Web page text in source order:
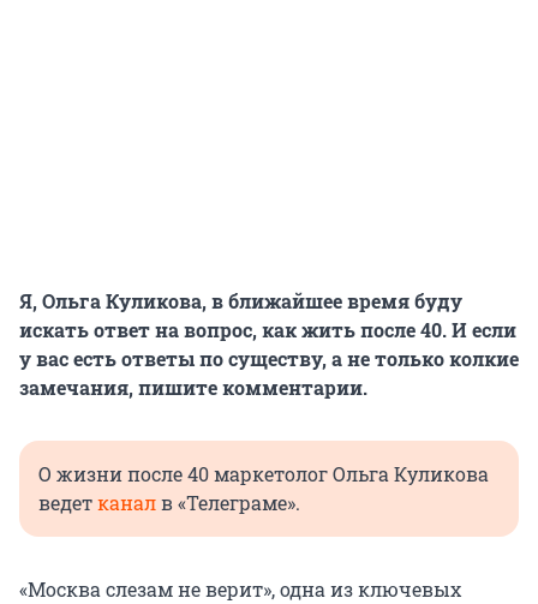
Я, Ольга Куликова, в ближайшее время буду
искать ответ на вопрос, как жить после 40. И если
у вас есть ответы по существу, а не только колкие
замечания, пишите комментарии.
О жизни после 40 маркетолог Ольга Куликова
ведетканалв «Телеграме».
«Москва слезам не верит», одна из ключевых